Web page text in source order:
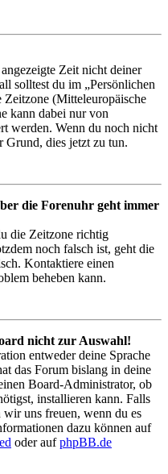
Zeit nicht deiner
solltest du im „Persönlichen
Zeitzone (Mitteleuropäische
kann dabei nur von
werden. Wenn du noch nicht
Grund, dies jetzt zu tun.
die Forenuhr geht immer
die Zeitzone richtig
noch falsch ist, geht die
Kontaktiere einen
beheben kann.
nicht zur Auswahl!
entweder deine Sprache
das Forum bislang in deine
Board-Administrator, ob
installieren kann. Falls
uns freuen, wenn du es
dazu können auf
oder aufphpBB.de